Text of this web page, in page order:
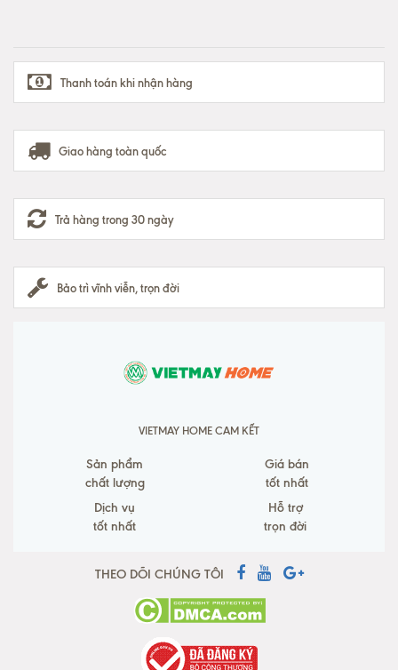
Thanh toán khi nhận hàng
Giao hàng toàn quốc
Trả hàng trong 30 ngày
Bảo trì vĩnh viễn, trọn đời
VIETMAY HOME CAM KẾT
Sản phẩm
chất lượng
Giá bán
tốt nhất
Dịch vụ
tốt nhất
Hỗ trợ
trọn đời
THEO DÕI CHÚNG TÔI